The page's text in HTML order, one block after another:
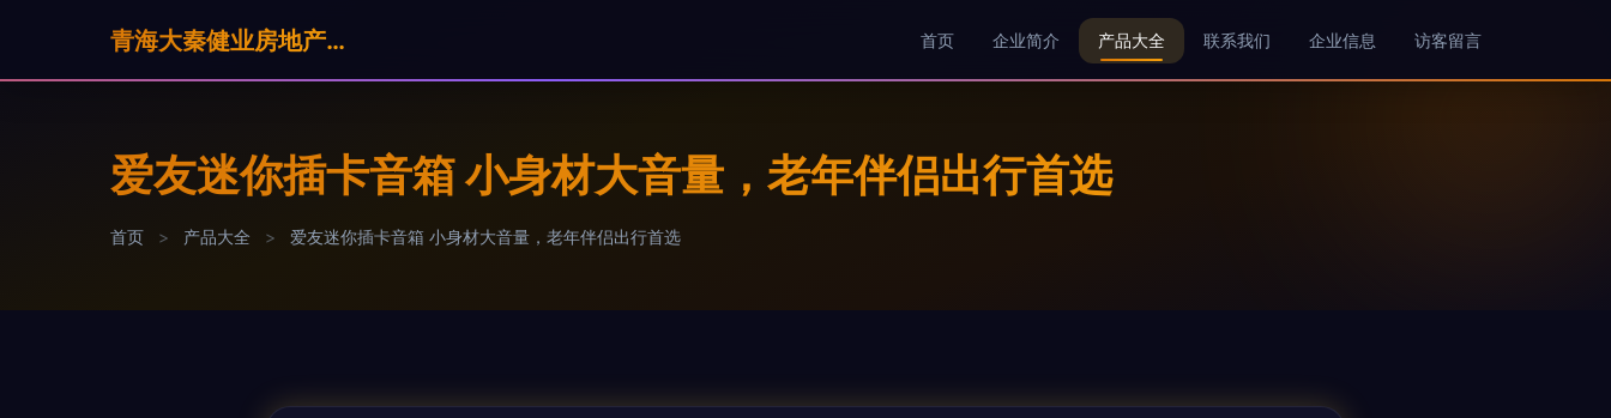
青海大秦健业房地产营销策划有限公司 首页 企业简介 产品大全 联系我们 企业信息 访客留言
爱友迷你插卡音箱 小身材大音量，老年伴侣出行首选
首页 > 产品大全 > 爱友迷你插卡音箱 小身材大音量，老年伴侣出行首选